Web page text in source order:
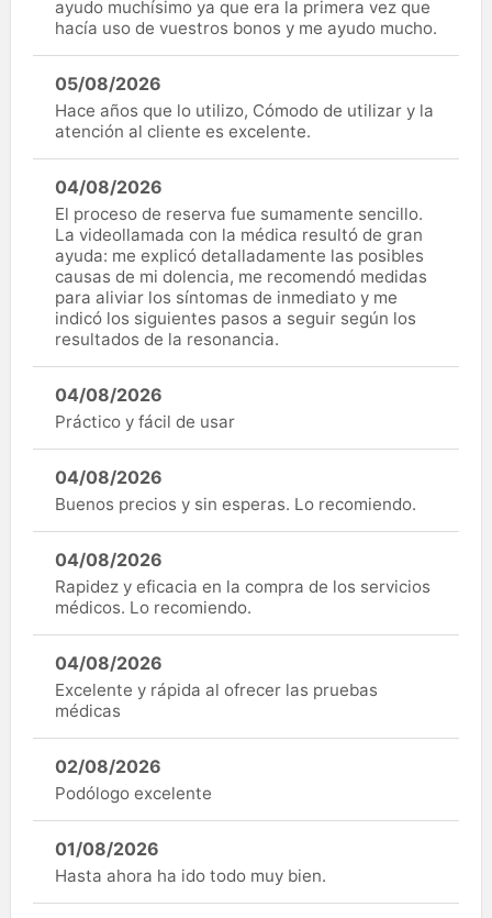
ayudo muchísimo ya que era la primera vez que
hacía uso de vuestros bonos y me ayudo mucho.
05/08/2026
Hace años que lo utilizo, Cómodo de utilizar y la
atención al cliente es excelente.
04/08/2026
El proceso de reserva fue sumamente sencillo.
La videollamada con la médica resultó de gran
ayuda: me explicó detalladamente las posibles
causas de mi dolencia, me recomendó medidas
para aliviar los síntomas de inmediato y me
indicó los siguientes pasos a seguir según los
resultados de la resonancia.
04/08/2026
Práctico y fácil de usar
04/08/2026
Buenos precios y sin esperas. Lo recomiendo.
04/08/2026
Rapidez y eficacia en la compra de los servicios
médicos. Lo recomiendo.
04/08/2026
Excelente y rápida al ofrecer las pruebas
médicas
02/08/2026
Podólogo excelente
01/08/2026
Hasta ahora ha ido todo muy bien.